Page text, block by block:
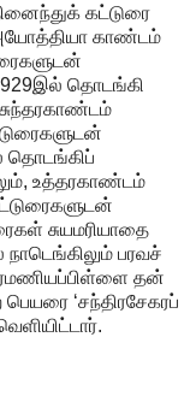
கட்டுரை
காண்டம்
தொடங்கி
தொடங்கிப்
உத்தரகாண்டம்
சுயமரியாதை
பரவச்
தன்
‘சந்திரசேகரப்